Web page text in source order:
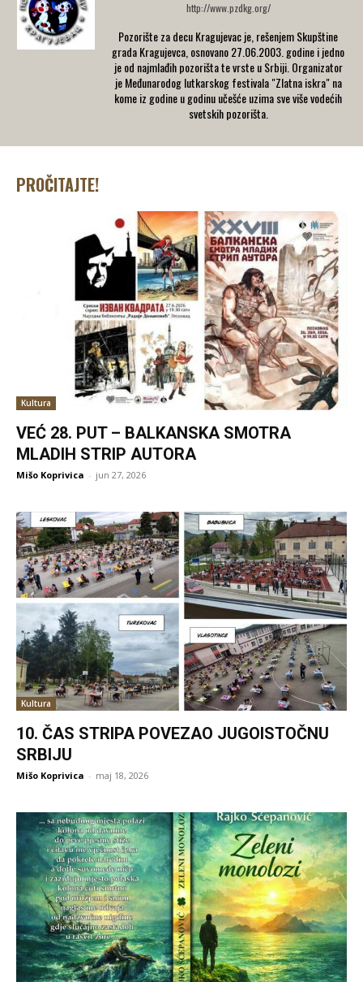
http://www.pzdkg.org/
Pozorište za decu Kragujevac je, rešenjem Skupštine
grada Kragujevca, osnovano 27.06.2003. godine i jedno
je od najmlađih pozorišta te vrste u Srbiji. Organizator
je Međunarodog lutkarskog festivala "Zlatna iskra" na
kome iz godine u godinu učešće uzima sve više vodećih
svetskih pozorišta.
PROČITAJTE!
Kultura
VEĆ 28. PUT – BALKANSKA SMOTRA
MLADIH STRIP AUTORA
Mišo Koprivica - jun 27, 2026
Kultura
10. ČAS STRIPA POVEZAO JUGOISTOČNU
SRBIJU
Mišo Koprivica - maj 18, 2026